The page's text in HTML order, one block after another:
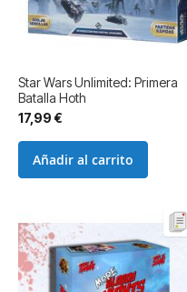
Star Wars Unlimited: Primera
Batalla Hoth
17,99 €
Añadir al carrito